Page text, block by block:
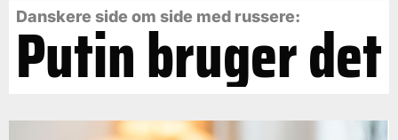
Danskere side om side med russere:
Putin bruger det